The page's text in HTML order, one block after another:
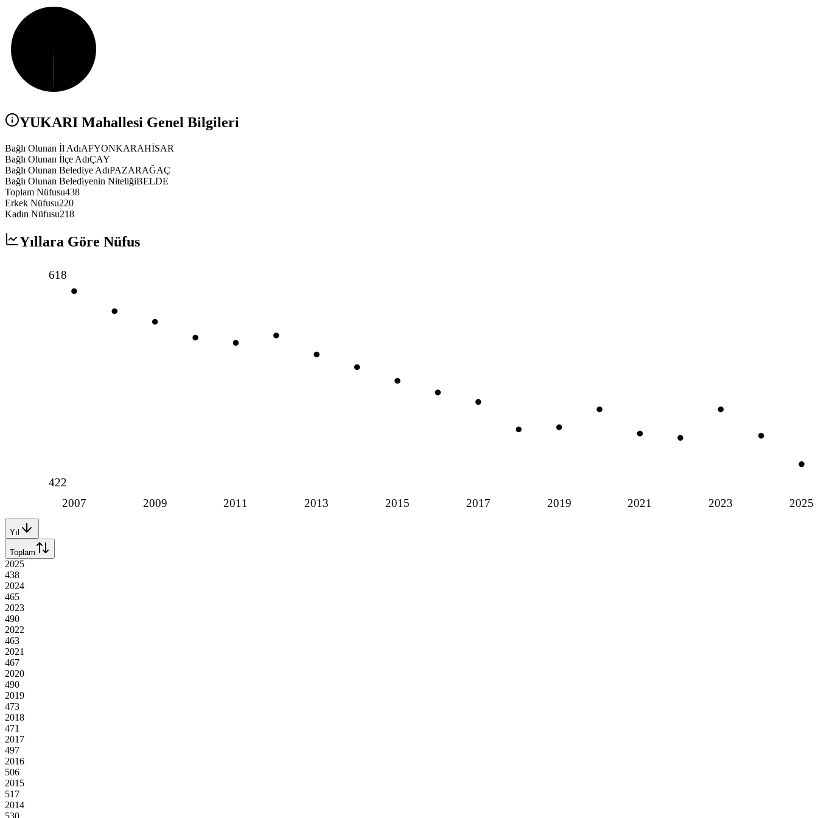
YUKARI Mahallesi Genel Bilgileri
Bağlı Olunan İl AdıAFYONKARAHİSAR
Bağlı Olunan İlçe AdıÇAY
Bağlı Olunan Belediye AdıPAZARAĞAÇ
Bağlı Olunan Belediyenin NiteliğiBELDE
Toplam Nüfusu438
Erkek Nüfusu220
Kadın Nüfusu218
Yıllara Göre Nüfus
2007 2009 2011 2013 2015 2017 2019 2021 2023 2025
618
422
Yıl
Toplam
2025
438
2024
465
2023
490
2022
463
2021
467
2020
490
2019
473
2018
471
2017
497
2016
506
2015
517
2014